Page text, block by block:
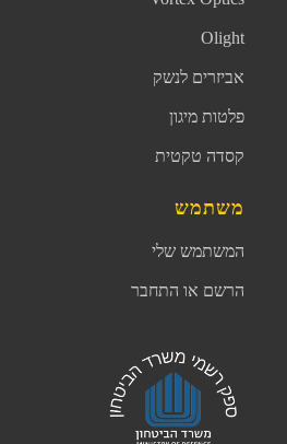
Olight
אביזרים לנשק
פלטות מיגון
קסדה טקטית
משתמש
המשתמש שלי
הרשם או התחבר